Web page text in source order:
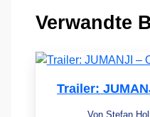
Verwandte
Trailer:
Von Stefan